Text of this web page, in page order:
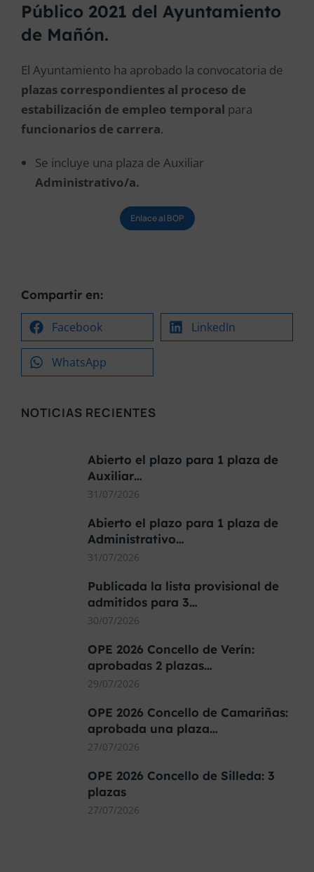
Público 2021 del Ayuntamiento
de Mañón.
El Ayuntamiento ha aprobado la convocatoria de
plazas correspondientes al proceso de
estabilización de empleo temporal para
funcionarios de carrera.
Se incluye una plaza de Auxiliar
Administrativo/a.
Enlace al BOP
Compartir en:
Facebook LinkedIn
WhatsApp
NOTICIAS RECIENTES
Abierto el plazo para 1 plaza de
Auxiliar…
31/07/2026
Abierto el plazo para 1 plaza de
Administrativo…
31/07/2026
Publicada la lista provisional de
admitidos para 3…
30/07/2026
OPE 2026 Concello de Verín:
aprobadas 2 plazas…
29/07/2026
OPE 2026 Concello de Camariñas:
aprobada una plaza…
27/07/2026
OPE 2026 Concello de Silleda: 3
plazas
27/07/2026